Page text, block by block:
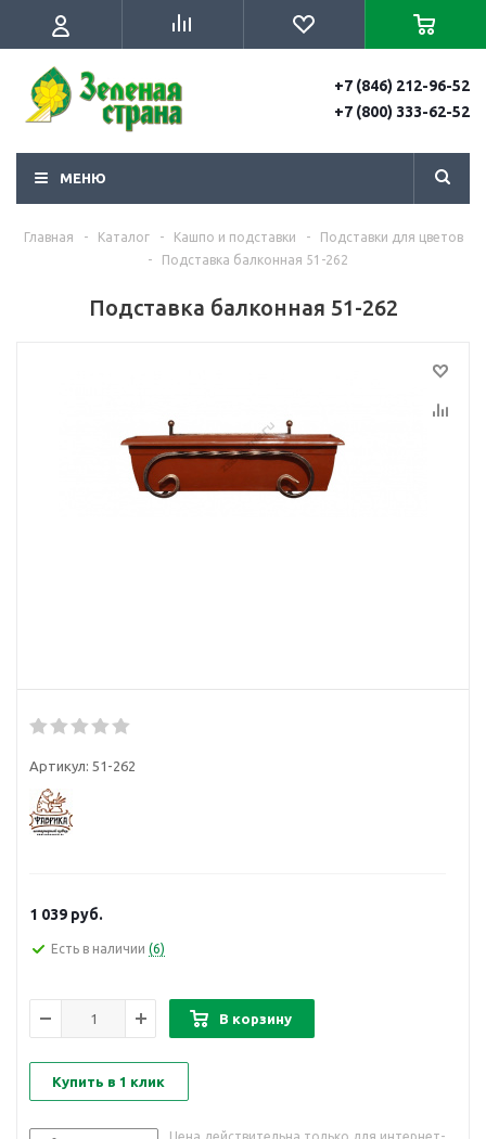
+7 (846) 212-96-52
+7 (800) 333-62-52
МЕНЮ
Главная - Каталог - Кашпо и подставки -
Подставки для цветов
-
Подставка балконная 51-262
Подставка балконная 51-262
Артикул: 51-262
1 039 руб.
Есть в наличии (6)
В корзину
Купить в 1 клик